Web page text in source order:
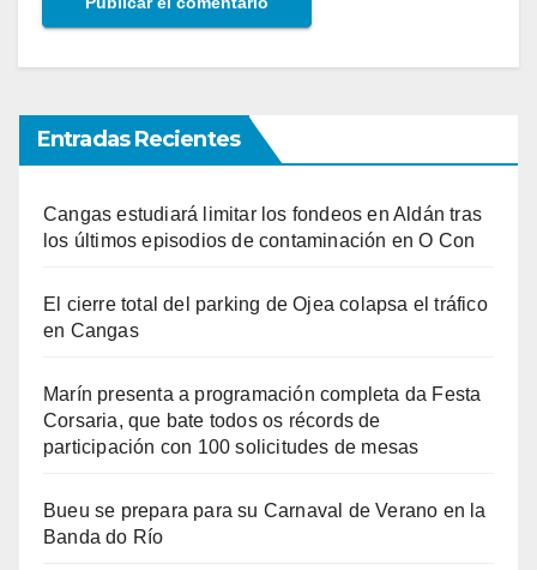
Entradas Recientes
Cangas estudiará limitar los fondeos en Aldán tras
los últimos episodios de contaminación en O Con
El cierre total del parking de Ojea colapsa el tráfico
en Cangas
Marín presenta a programación completa da Festa
Corsaria, que bate todos os récords de
participación con 100 solicitudes de mesas
Bueu se prepara para su Carnaval de Verano en la
Banda do Río